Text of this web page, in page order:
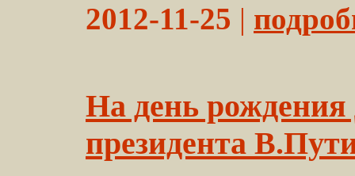
2012-11-25 |
На день
президента